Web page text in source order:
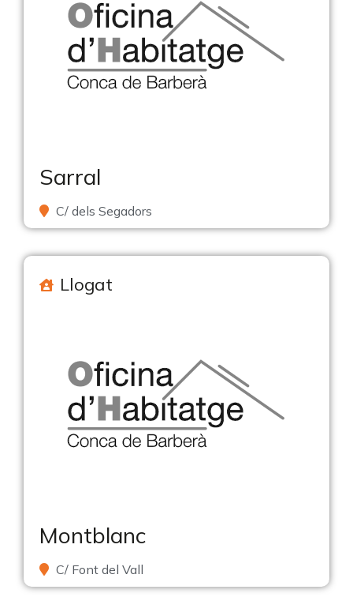
Sarral
C/ dels Segadors
Llogat
Montblanc
C/ Font del Vall